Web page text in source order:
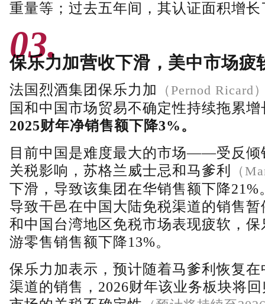
重量等；过去五年间，其认证面积增
03.
保乐力加营收下滑，美中市场疲
法国烈酒集团保乐力加 （Pernod Ricard
国和中国市场贸易不确定性持续拖累
2025财年净销售额下降3%。
目前中国是难度最大的市场——受反倾
关税影响，苏格兰威士忌和马爹利
（
下滑，导致该集团在华销售额下降21%
导致干邑在中国大陆免税渠道的销售
和中国台湾地区免税市场表现疲软，
游零售销售额下降13%。
保乐力加表示，预计随着马爹利恢复
渠道的销售，2026财年该业务板块将